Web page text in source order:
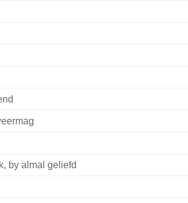
by almal geliefd